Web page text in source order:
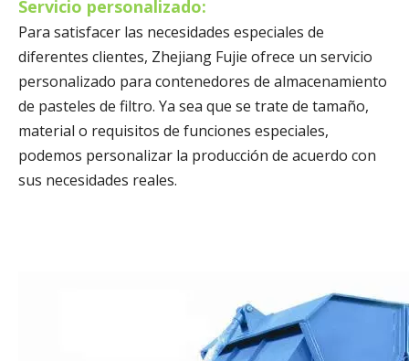
Servicio personalizado:
Para satisfacer las necesidades especiales de
diferentes clientes, Zhejiang Fujie ofrece un servicio
personalizado para contenedores de almacenamiento
de pasteles de filtro. Ya sea que se trate de tamaño,
material o requisitos de funciones especiales,
podemos personalizar la producción de acuerdo con
sus necesidades reales.